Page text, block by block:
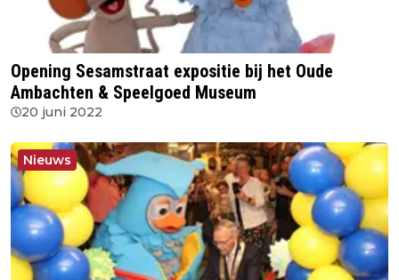
Opening Sesamstraat expositie bij het Oude
Ambachten & Speelgoed Museum
20 juni 2022
Nieuws